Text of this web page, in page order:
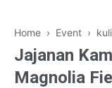
Home › Event ›
Jajanan
Magnolia